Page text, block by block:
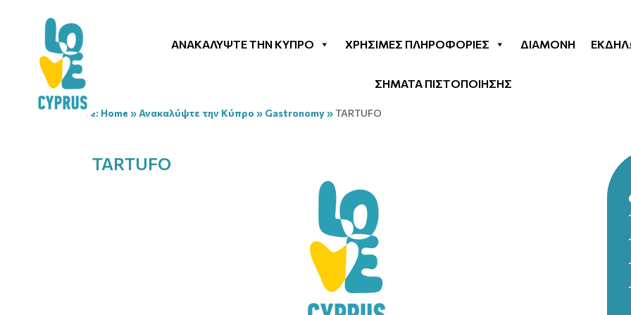
ΑΝΑΚΑΛΎΨΤΕ ΤΗΝ ΚΎΠΡΟ ΧΡΉΣΙΜΕΣ ΠΛΗΡΟΦΟΡΊΕΣ ΔΙΑΜΟΝΉ
ΣΗΜΑΤΑ ΠΙΣΤΟΠΟΙΗΣΗΣ
You are here: Home »Ανακαλύψτε την Κύπρο » Gastronomy»TARTUFO
TARTUFO